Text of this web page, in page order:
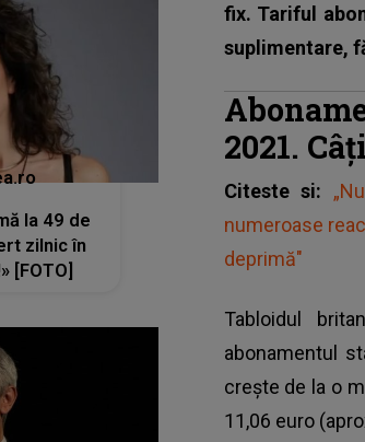
fix. Tariful
suplimentare,
2021.
Citeste si:
numeroase
deprimă"
Tabloidul
abonamentul
crește de la o
11,06 euro
la 49 de
zilnic în
[FOTO]